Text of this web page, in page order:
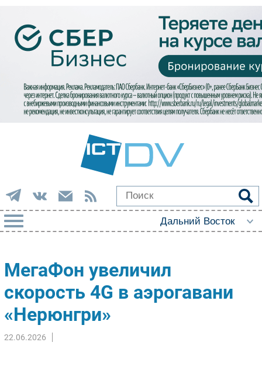
Импорто­замещение
Автоматизация Промышленности
Интернет
Мобильная связь
Фиксированная связь
МегаФон увеличил
скорость 4G в аэрогавани
«Нерюнгри»
22.06.2026